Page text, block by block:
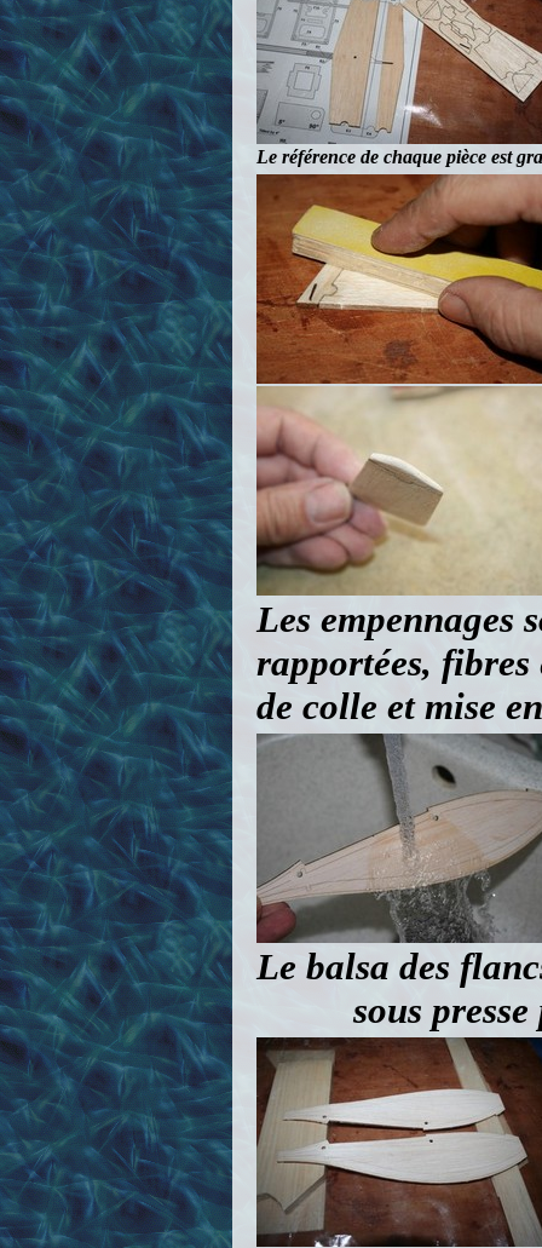
Le référence de chaque pièce est
Les empennages
rapportées,
de colle et mise
Le balsa des
sous